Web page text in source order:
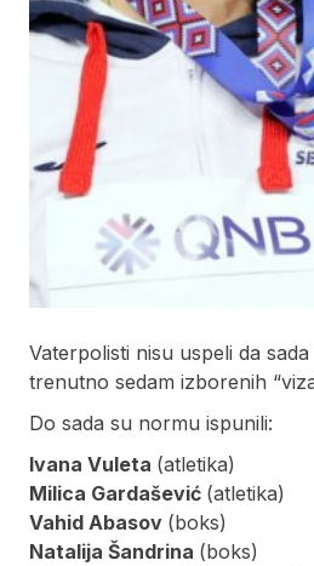
Vaterpolisti nisu uspeli da
trenutno sedam izborenih
Do sada su normu ispunili:
Ivana Vuleta (atletika)
Milica Gardašević (atletika)
Vahid Abasov (boks)
Natalija Šandrina (boks)